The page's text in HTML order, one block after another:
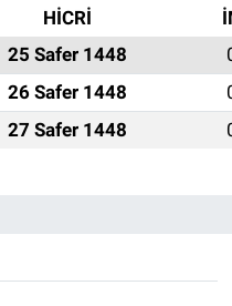
HİCRİ
25 Safer 1448
26 Safer 1448
27 Safer 1448